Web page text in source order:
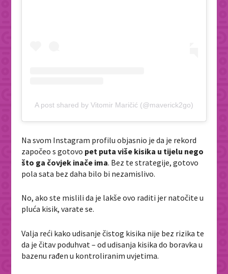
A post shared by Vitomir Maričić (@maverick2go)
Na svom Instagram profilu objasnio je da je rekord
započeo s gotovo pet puta više kisika u tijelu nego
što ga čovjek inače ima. Bez te strategije, gotovo
pola sata bez daha bilo bi nezamislivo.
No, ako ste mislili da je lakše ovo raditi jer natočite u
pluća kisik, varate se.
Valja reći kako udisanje čistog kisika nije bez rizika te
da je čitav poduhvat – od udisanja kisika do boravka u
bazenu rađen u kontroliranim uvjetima.